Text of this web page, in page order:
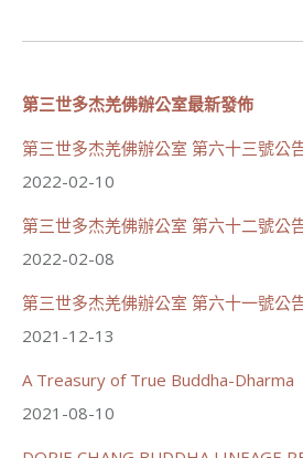
91 42 則留言
分享
世界佛教正心會
June 21, 2026, 12:54 AM
觀看更多
第三世多杰羌佛辦公室最新發佈
第三世多杰羌佛辦公室 第六十三號公
2022-02-10
第三世多杰羌佛辦公室 第六十二號公
2022-02-08
第三世多杰羌佛辦公室 第六十一號公
2021-12-13
A Treasury of True Buddha-Dharma
2021-08-10